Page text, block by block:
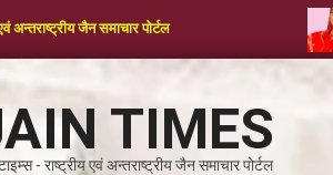
अन्तराष्ट्रीय जैन समाचार पोर्टल
TIMES
- राष्ट्रीय एवं अन्तराष्ट्रीय जैन समाचार पोर्टल